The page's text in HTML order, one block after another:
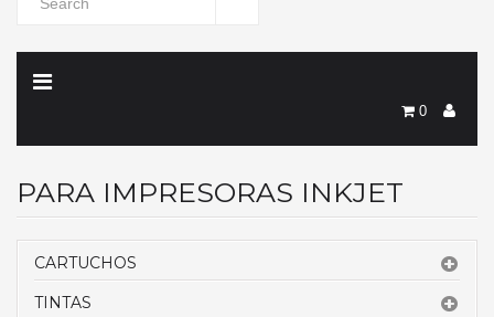
0
PARA IMPRESORAS INKJET
CARTUCHOS
TINTAS